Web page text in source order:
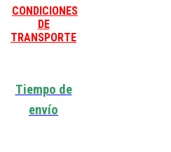
CONDICIONES
DE
TRANSPORTE
Tiempo de
envío